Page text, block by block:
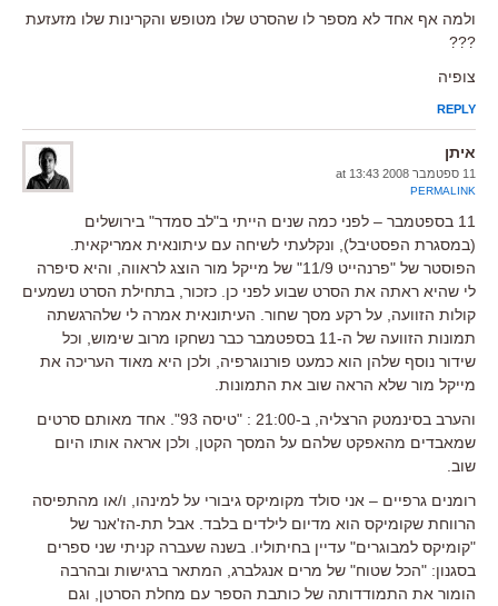
ולמה אף אחד לא מספר לו שהסרט שלו מטופש והקרינות שלו מזעזעת
???
צופיה
REPLY
איתן
11 ספטמבר 2008 at 13:43
PERMALINK
11 בספטמבר – לפני כמה שנים הייתי ב"לב סמדר" בירושלים
(במסגרת הפסטיבל), ונקלעתי לשיחה עם עיתונאית אמריקאית.
הפוסטר של "פרנהייט 11/9" של מייקל מור הוצג לראווה, והיא סיפרה
לי שהיא ראתה את הסרט שבוע לפני כן. כזכור, בתחילת הסרט נשמעים
קולות הזוועה, על רקע מסך שחור. העיתונאית אמרה לי שלהרגשתה
תמונות הזוועה של ה-11 בספטמבר כבר נשחקו מרוב שימוש, וכל
שידור נוסף שלהן הוא כמעט פורנוגרפיה, ולכן היא מאוד העריכה את
מייקל מור שלא הראה שוב את התמונות.
והערב בסינמטק הרצליה, ב-21:00 : "טיסה 93". אחד מאותם סרטים
שמאבדים מהאפקט שלהם על המסך הקטן, ולכן אראה אותו היום
שוב.
רומנים גרפיים – אני סולד מקומיקס גיבורי על למינהו, ו/או מהתפיסה
הרווחת שקומיקס הוא מדיום לילדים בלבד. אבל תת-הז'אנר של
"קומיקס למבוגרים" עדיין בחיתוליו. בשנה שעברה קניתי שני ספרים
בסגנון: "הכל שטוח" של מרים אנגלברג, המתאר ברגישות ובהרבה
הומור את התמודדותה של כותבת הספר עם מחלת הסרטן, וגם